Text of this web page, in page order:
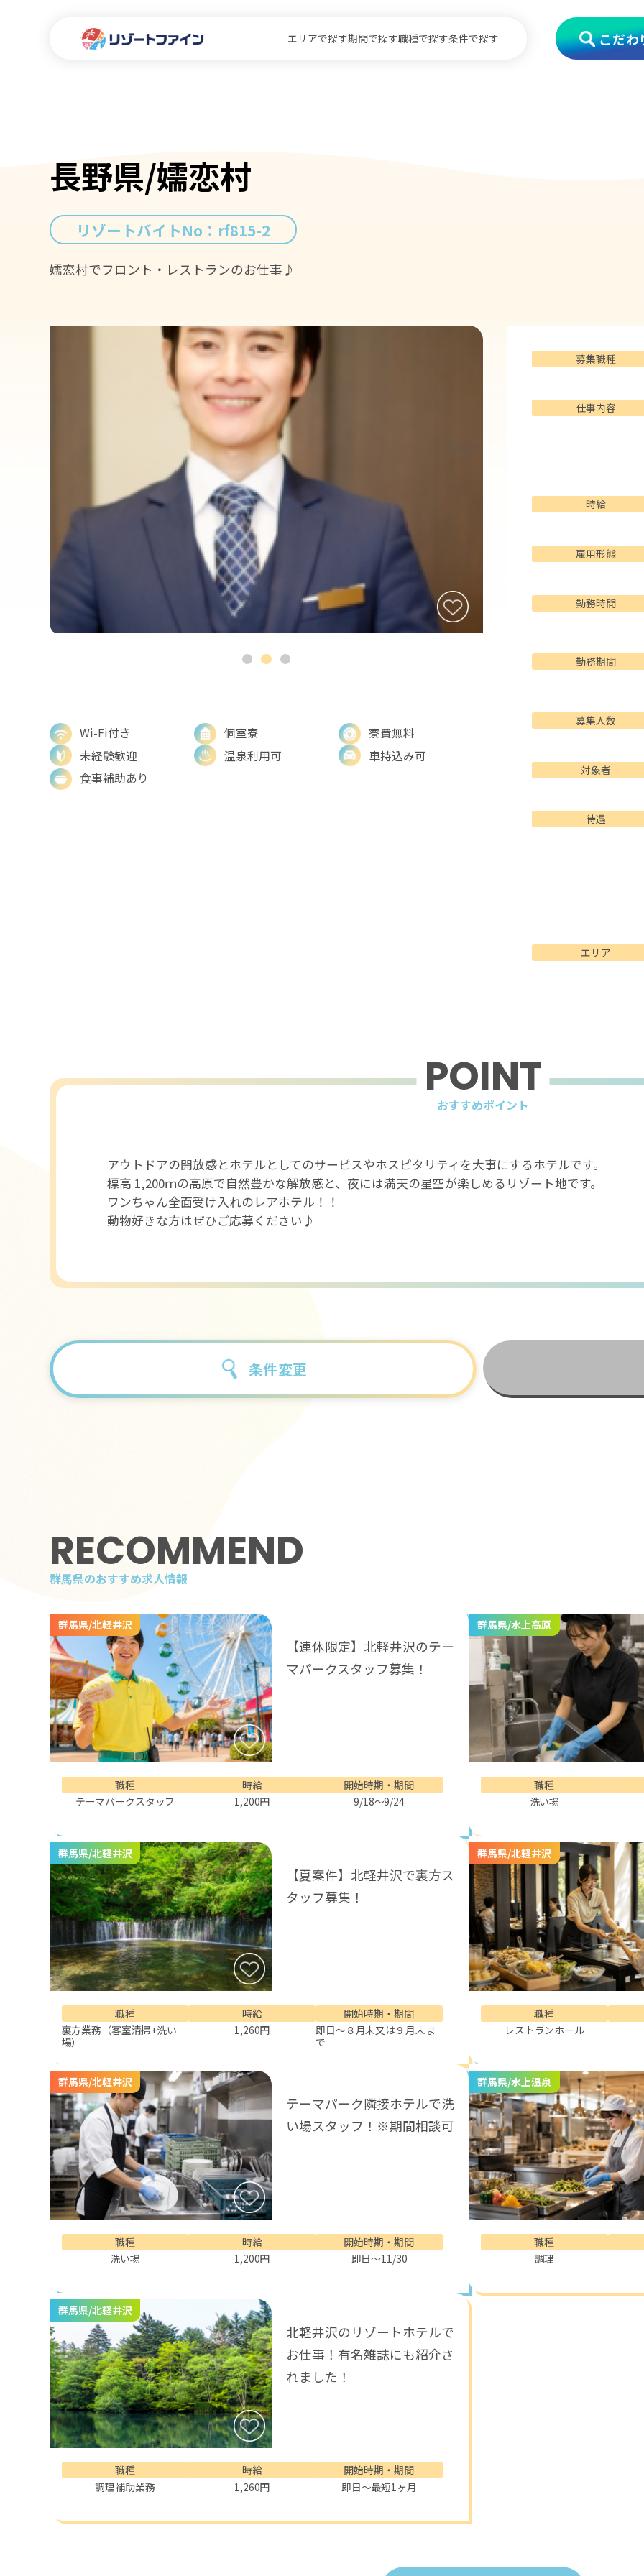
エリアで探す期間で探す職種で探す条件で探す こだわ
長野県/嬬恋村
リゾートバイトNo： rf815-2
嬬恋村でフロント・レストランのお仕事♪
Wi-Fi付き 個室寮
寮費無料
未経験歓迎
温泉利用可
車持込み可
食事補助あり
募集職種
仕事内容
時給
雇用形態
勤務時間
勤務期間
募集人数
対象者
待遇
エリア
POINT
おすすめポイント
アウトドアの開放感とホテルとしてのサービスやホスピタリティを大事にするホテルです。
標高 1,200ｍの高原で自然豊かな解放感と、夜には満天の星空が楽しめるリゾート地です。
ワンちゃん全面受け入れのレアホテル！！
動物好きな方はぜひご応募ください♪
条件変更
RECOMMEND
群馬県のおすすめ求人情報
群馬県/北軽井沢
【連休限定】北軽井沢のテー
マパークスタッフ募集！
職種
テーマパークスタッフ
時給
1,200円
開始時期・期間
9/18～9/24
群馬県/水上高原
職種
洗い場
群馬県/北軽井沢
【夏案件】北軽井沢で裏方ス
タッフ募集！
職種
裏方業務（客室清掃+洗い
場）
時給
1,260円
開始時期・期間
即日～８月末又は９月末ま
で
群馬県/北軽井沢
職種
レストランホール
群馬県/北軽井沢
テーマパーク隣接ホテルで洗
い場スタッフ！※期間相談可
職種
洗い場
時給
1,200円
開始時期・期間
即日～11/30
群馬県/水上温泉
職種
調理
群馬県/北軽井沢
北軽井沢のリゾートホテルで
お仕事！有名雑誌にも紹介さ
れました！
職種
調理補助業務
時給
1,260円
開始時期・期間
即日～最短1ヶ月